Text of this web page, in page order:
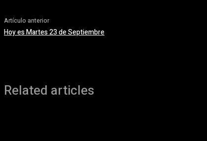
Artículo anterior
Hoy es Martes 23 de Septiembre
Related articles